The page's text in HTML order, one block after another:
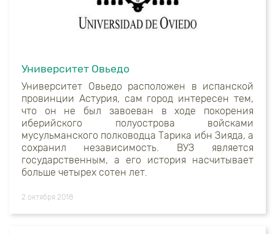
Университет Овьедо
Университет Овьедо расположен в испанской
провинции Астурия, сам город интересен тем,
что он не был завоеван в ходе покорения
иберийского полуострова войсками
мусульманского полководца Тарика ибн Зияда, а
сохранил независимость. ВУЗ является
государственным, а его история насчитывает
больше четырех сотен лет.
2 октября 2018